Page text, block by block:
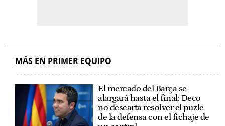
MÁS EN PRIMER EQUIPO
El mercado del Barça se
alargará hasta el final: Deco
no descarta resolver el puzle
de la defensa con el fichaje de